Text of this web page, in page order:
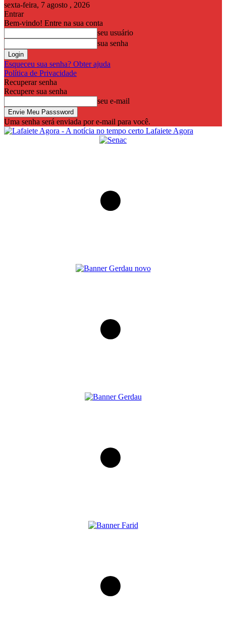
sexta-feira, 7 agosto , 2026
Entrar
Bem-vindo! Entre na sua conta
seu usuário
sua senha
Esqueceu sua senha? Obter ajuda
Política de Privacidade
Recuperar senha
Recupere sua senha
seu e-mail
Uma senha será enviada por e-mail para você.
Lafaiete Agora